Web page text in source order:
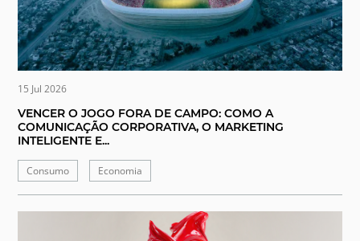
15 Jul 2026
VENCER O JOGO FORA DE CAMPO: COMO A
COMUNICAÇÃO CORPORATIVA, O MARKETING
INTELIGENTE E...
Consumo Economia